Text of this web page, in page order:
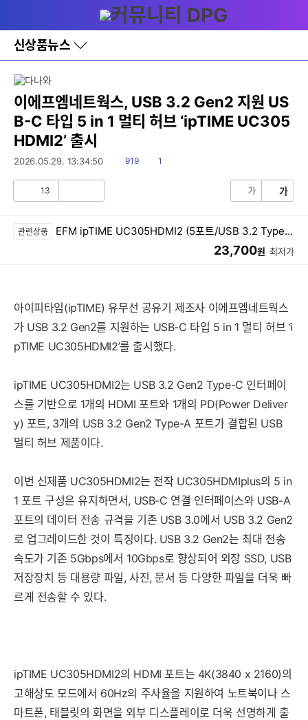
와
홈
신상품뉴스
바
로
레
이
어
창
토
글
이에프엠네트웍스, USB 3.2 Gen2 지원 US
B-C 타입 5 in 1 멀티 허브 ‘ipTIME UC305
HDMI2’ 출시
2026.05.29. 13:34:50
읽
919
댓1
13 가 가
관련상품 EFM ipTIME UC305HDMI2 (5포트/USB 3.2 Type C)
23,700원 최저가
아이피타임(ipTIME) 유무선 공유기 제조사 이에프엠네트웍스
가 USB 3.2 Gen2를 지원하는 USB-C 타입 5 in 1 멀티 허브 ‘i
pTIME UC305HDMI2’를 출시했다.
ipTIME UC305HDMI2는 USB 3.2 Gen2 Type-C 인터페이
스를 기반으로 1개의 HDMI 포트와 1개의 PD(Power Deliver
y) 포트, 3개의 USB 3.2 Gen2 Type-A 포트가 결합된 USB
멀티 허브 제품이다.
이번 신제품 UC305HDMI2는 전작 UC305HDMIplus의 5 in
1 포트 구성은 유지하면서, USB-C 연결 인터페이스와 USB-A
포트의 데이터 전송 규격을 기존 USB 3.0에서 USB 3.2 Gen2
로 업그레이드한 것이 특징이다. USB 3.2 Gen2는 최대 전송
속도가 기존 5Gbps에서 10Gbps로 향상되어 외장 SSD, USB
저장장치 등 대용량 파일, 사진, 문서 등 다양한 파일을 더욱 빠
르게 전송할 수 있다.
ipTIME UC305HDMI2의 HDMI 포트는 4K(3840 x 2160)의
고해상도 모드에서 60Hz의 주사율을 지원하여 노트북이나 스
마트폰, 태블릿의 화면을 외부 디스플레이로 더욱 선명하게 출